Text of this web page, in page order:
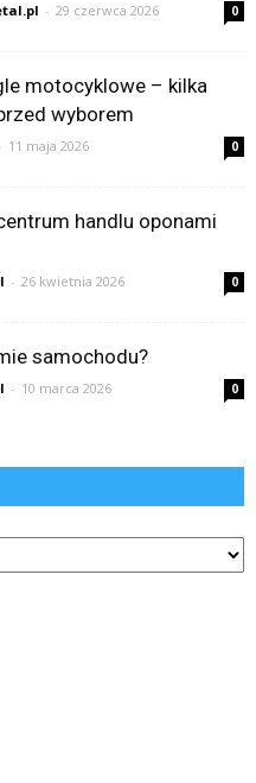
- 29 czerwca 2026 0
motocyklowe – kilka
wyborem
- 11 maja 2026 0
handlu oponami
- 26 kwietnia 2026 0
samochodu?
- 10 marca 2026 0